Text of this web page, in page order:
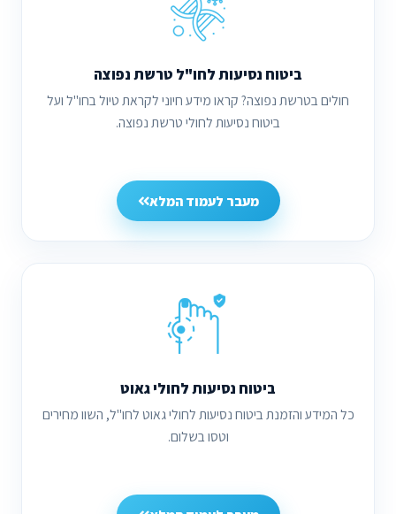
ביטוח נסיעות לחו"ל טרשת נפוצה
חולים בטרשת נפוצה? קראו מידע חיוני לקראת טיול בחו"ל ועל
ביטוח נסיעות לחולי טרשת נפוצה.
מעבר לעמוד המלא
ביטוח נסיעות לחולי גאוט
כל המידע והזמנת ביטוח נסיעות לחולי גאוט לחו"ל, השוו מחירים
וטסו בשלום.